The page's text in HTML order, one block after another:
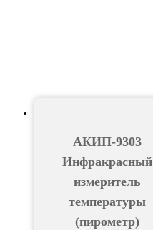
АКИП-9303
Инфракрасный
измеритель
температуры
(пирометр)